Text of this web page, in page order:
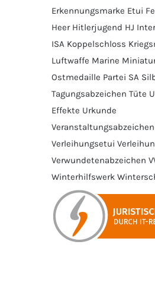
Erkennungsmarke Etui
Heer Hitlerjugend HJ
ISA Koppelschloss
Luftwaffe Marine
Ostmedaille Partei SA
Tagungsabzeichen Tüte
Effekte Urkunde
Veranstaltungsabzeichen
Verleihungsetui
Verwundetenabzeichen
Winterhilfswerk